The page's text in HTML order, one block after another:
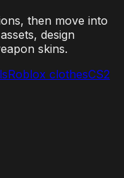
then move into
design
skins.
Roblox clothesCS2